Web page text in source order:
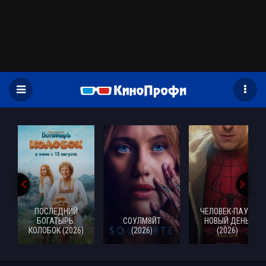
ПОСЛЕДНИЙ
БОГАТЫРЬ.
КОЛОБОК (2026)
СОУЛМ8ЙТ
(2026)
ЧЕЛОВЕК-ПАУК:
НОВЫЙ ДЕНЬ
(2026)